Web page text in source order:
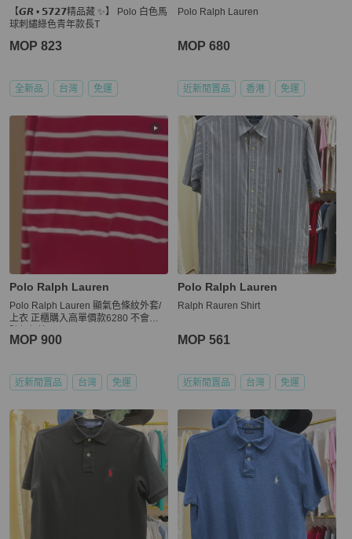
【𝙂𝙍 • 𝟱𝟳𝟮𝟳精品藏 ✨】 Polo 白色馬
球刺繡綠色青年款長T
MOP 823
全新品 台灣 免運
Polo Ralph Lauren
MOP 680
近新閒置品 香港 免運
Polo Ralph Lauren
Polo Ralph Lauren 顯氣色條紋外套/
上衣 正櫃購入高單價款6280 不會隨
MOP 900
近新閒置品 台灣 免運
Polo Ralph Lauren
Ralph Rauren Shirt
MOP 561
近新閒置品 台灣 免運